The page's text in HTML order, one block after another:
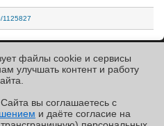
1125827
файлы cookie и сервисы
улучшать контент и работу
вы соглашаетесь с
и даёте согласие на